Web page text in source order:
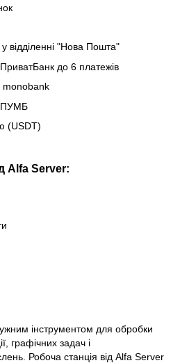
відділенні "Нова Пошта"
до 6 платежів
monobank
ПУМБ
(USDT)
Alfa Server:
інструментом для обробки
графічних задач і
Робоча станція від Alfa Server